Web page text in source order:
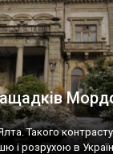
Такого
і розрухою в